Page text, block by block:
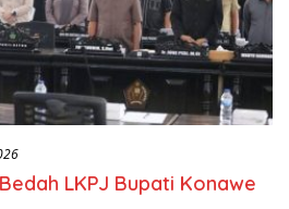
LKPJ Bupati Konawe